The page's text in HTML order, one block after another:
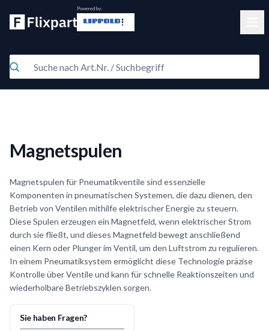
Powered by:
Magnetspulen
Magnetspulen für Pneumatikventile sind essenzielle
Komponenten in pneumatischen Systemen, die dazu dienen, den
Betrieb von Ventilen mithilfe elektrischer Energie zu steuern.
Diese Spulen erzeugen ein Magnetfeld, wenn elektrischer Strom
durch sie fließt, und dieses Magnetfeld bewegt anschließend
einen Kern oder Plunger im Ventil, um den Luftstrom zu regulieren.
In einem Pneumatiksystem ermöglicht diese Technologie präzise
Kontrolle über Ventile und kann für schnelle Reaktionszeiten und
wiederholbare Betriebszyklen sorgen.
Sie haben Fragen?